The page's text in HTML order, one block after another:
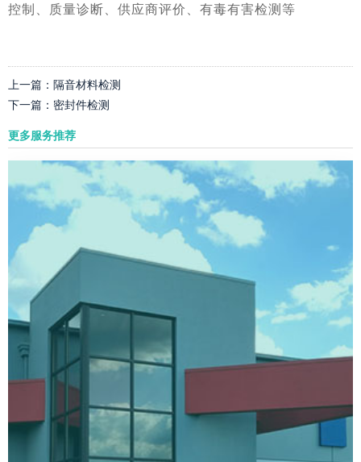
控制、质量诊断、供应商评价、有毒有害检测等
上一篇： 隔音材料检测
下一篇： 密封件检测
更多服务推荐